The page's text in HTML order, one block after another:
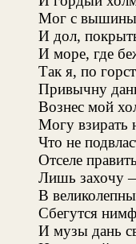
Мог с вышины
И дол,
И море, где
Так я, по
Привычну
Вознес мой
Могу взирать
Что не
Отселе
Лишь захочу
В
Сбегутся
И музы дань